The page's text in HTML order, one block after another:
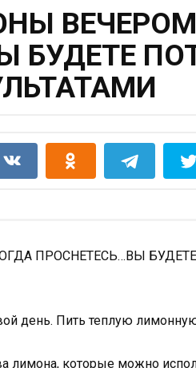
БУДЕТЕ
день. Пить теплую
лимона, которые можно